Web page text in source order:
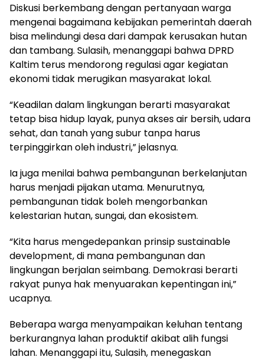
Diskusi berkembang dengan pertanyaan warga
mengenai bagaimana kebijakan pemerintah daerah
bisa melindungi desa dari dampak kerusakan hutan
dan tambang. Sulasih, menanggapi bahwa DPRD
Kaltim terus mendorong regulasi agar kegiatan
ekonomi tidak merugikan masyarakat lokal.
“Keadilan dalam lingkungan berarti masyarakat
tetap bisa hidup layak, punya akses air bersih, udara
sehat, dan tanah yang subur tanpa harus
terpinggirkan oleh industri,” jelasnya.
Ia juga menilai bahwa pembangunan berkelanjutan
harus menjadi pijakan utama. Menurutnya,
pembangunan tidak boleh mengorbankan
kelestarian hutan, sungai, dan ekosistem.
“Kita harus mengedepankan prinsip sustainable
development, di mana pembangunan dan
lingkungan berjalan seimbang. Demokrasi berarti
rakyat punya hak menyuarakan kepentingan ini,”
ucapnya.
Beberapa warga menyampaikan keluhan tentang
berkurangnya lahan produktif akibat alih fungsi
lahan. Menanggapi itu, Sulasih, menegaskan